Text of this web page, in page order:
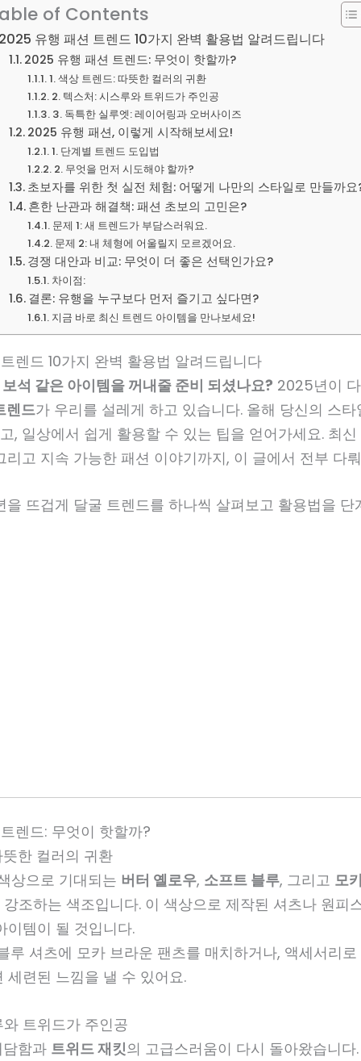
of Contents
유행 패션 트렌드 10가지 완벽 활용법 알려드립니다
2025 유행 패션 트렌드: 무엇이 핫할까?
1. 색상 트렌드: 따뜻한 컬러의 귀환
2. 텍스처: 시스루와 트위드가 주인공
3. 독특한 실루엣: 레이어링과 오버사이즈
2025 유행 패션, 이렇게 시작해보세요!
1. 단계별 트렌드 도입법
2. 무엇을 먼저 시도해야 할까?
초보자를 위한 첫 실전 체험: 어떻게 나만의 스타일로 만들까요
흔한 난관과 해결책: 패션 초보의 고민은?
문제 1: 새 트렌드가 부담스러워요.
문제 2: 내 체형에 어울릴지 모르겠어요.
경쟁 대안과 비교: 무엇이 더 좋은 선택인가요?
차이점:
결론: 유행을 누구보다 먼저 즐기고 싶다면?
지금 바로 최신 트렌드 아이템을 만나보세요!
렌드 10가지 완벽 활용법 알려드립니다
석 같은 아이템을 꺼내줄 준비 되셨나요? 2025년이
렌드가 우리를 설레게 하고 있습니다. 올해 당신의 스타
, 일상에서 쉽게 활용할 수 있는 팁을 얻어가세요. 최
리고 지속 가능한 패션 이야기까지, 이 글에서 전부 다
뜨겁게 달굴 트렌드를 하나씩 살펴보고 활용법을 단
렌드: 무엇이 핫할까?
뜻한 컬러의 귀환
상으로 기대되는 버터 옐로우, 소프트 블루, 그리고 모
조하는 색조입니다. 이 색상으로 제작된 셔츠나 원피
이템이 될 것입니다.
루 셔츠에 모카 브라운 팬츠를 매치하거나, 액세서리
세련된 느낌을 낼 수 있어요.
트위드가 주인공
함과 트위드 재킷의 고급스러움이 다시 돌아왔습니다